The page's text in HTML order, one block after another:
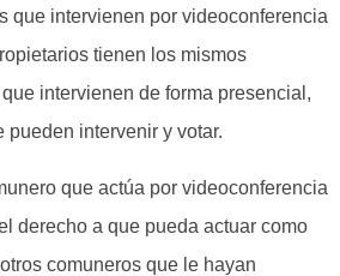
que intervienen por videoconferencia
tienen los mismos
intervienen de forma presencial,
pueden intervenir y votar.
que actúa por videoconferencia
derecho a que pueda actuar como
comuneros que le hayan